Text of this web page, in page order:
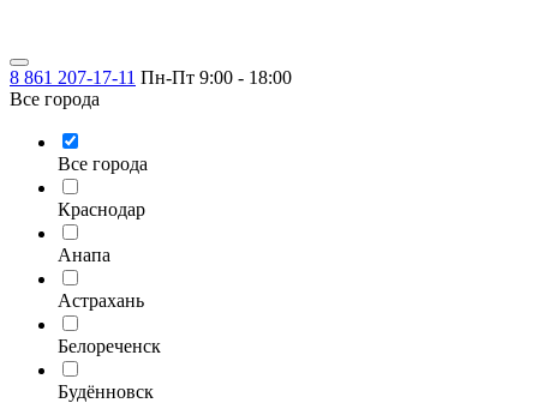
8 861 207-17-11 Пн-Пт 9:00 - 18:00
Все города
Все города
Краснодар
Анапа
Астрахань
Белореченск
Будённовск